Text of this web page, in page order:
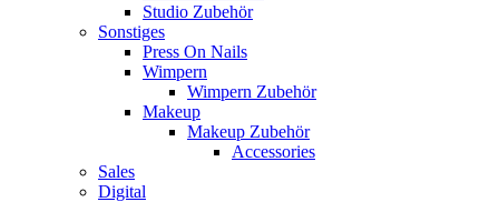
Studio Zubehör
Sonstiges
Press On Nails
Wimpern
Wimpern Zubehör
Makeup
Makeup Zubehör
Accessories
Sales
Digital